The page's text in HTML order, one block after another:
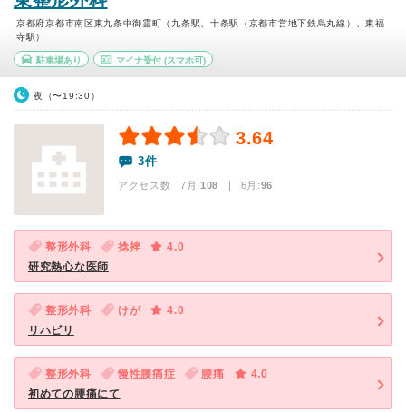
京都府京都市南区東九条中御霊町（九条駅、十条駅（京都市営地下鉄烏丸線）、東福
寺駅）
駐車場あり マイナ受付(スマホ可)
夜（〜19:30）
3.64
3件
アクセス数 7月:108 | 6月:96
整形外科 捻挫
4.0
研究熱心な医師
整形外科 けが
4.0
リハビリ
整形外科 慢性腰痛症 腰痛
4.0
初めての腰痛にて